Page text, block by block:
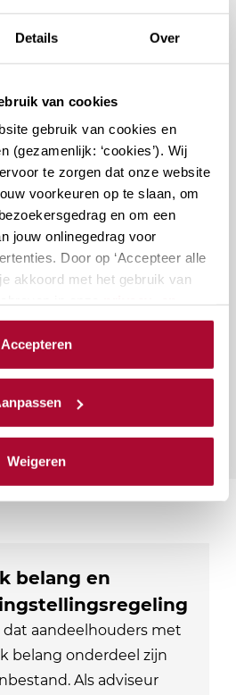
Details Over
van cookies
gebruik van cookies en
(gezamenlijk: ‘cookies’). Wij
te zorgen dat onze website
voorkeuren op te slaan, om
en om een
jouw onlinegedrag voor
Door op ‘Accepteer alle
akkoord met het gebruik van
23 derdendie uw gegevens
Accepteren
Weigeren
deze cursus?
vragenformulier
belang en
dat aandeelhouders met
belang onderdeel zijn
Als adviseur